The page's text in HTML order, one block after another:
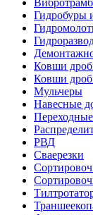
Гидробуры
Ковши
Ковши
Мульчеры
Навесные
РВД
Сваерезки